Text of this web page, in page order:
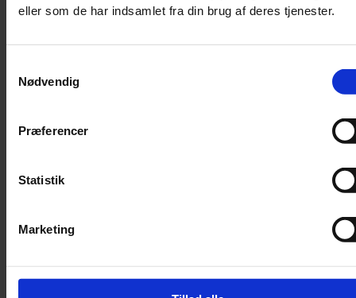
eller som de har indsamlet fra din brug af deres tjenester.
Nødvendig
Præferencer
Statistik
Marketing
Selvrensende toilet